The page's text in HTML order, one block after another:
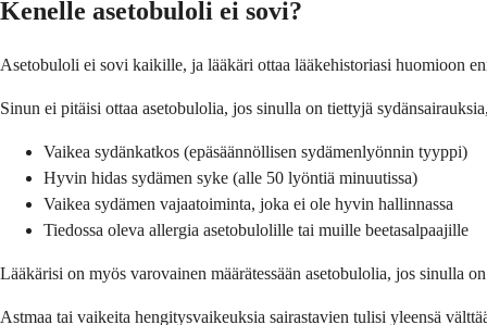
Kenelle asetobuloli ei sovi?
Asetobuloli ei sovi kaikille, ja lääkäri ottaa lääkehistoriasi huomioon
Sinun ei pitäisi ottaa asetobulolia, jos sinulla on tiettyjä
Vaikea sydänkatkos (epäsäännöllisen sydämenlyönnin tyyppi)
Hyvin hidas sydämen syke (alle 50 lyöntiä minuutissa)
Vaikea sydämen vajaatoiminta, joka ei ole hyvin hallinnassa
Tiedossa oleva allergia asetobulolille tai muille beetasalpaajille
Lääkärisi on myös varovainen määrätessään asetobulolia, jos sinulla
Astmaa tai vaikeita hengitysvaikeuksia sairastavien tulisi yleensä